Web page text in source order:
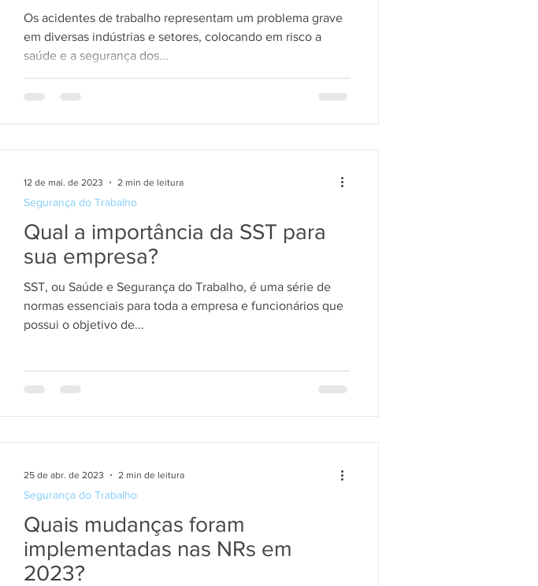
Os acidentes de trabalho representam um problema grave
em diversas indústrias e setores, colocando em risco a
saúde e a segurança dos...
Qual a importância da SST para
sua empresa?
SST, ou Saúde e Segurança do Trabalho, é uma série de
normas essenciais para toda a empresa e funcionários que
possui o objetivo de...
Segurança do Trabalho
12 de mai. de 2023 2 min de leitura
Quais mudanças foram
implementadas nas NRs em
2023?
Segurança do Trabalho
25 de abr. de 2023 2 min de leitura